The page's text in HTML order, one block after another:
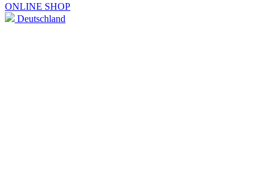
ONLINE SHOP
Deutschland